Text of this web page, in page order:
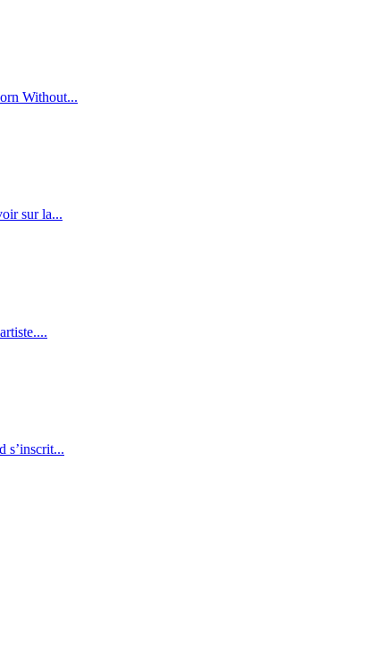
Without...
sur la...
s’inscrit...